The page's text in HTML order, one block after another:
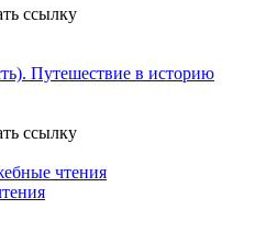
Путешествие в историю
чтения